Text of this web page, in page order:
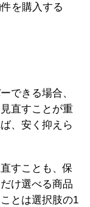
を購入する
できる場合、
直すことが重
、安く抑えら
すことも、保
け選べる商品
とは選択肢の1